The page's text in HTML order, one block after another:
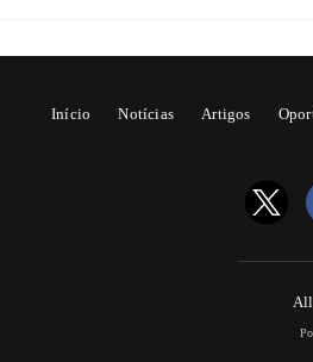
Início Notícias Artigos
All